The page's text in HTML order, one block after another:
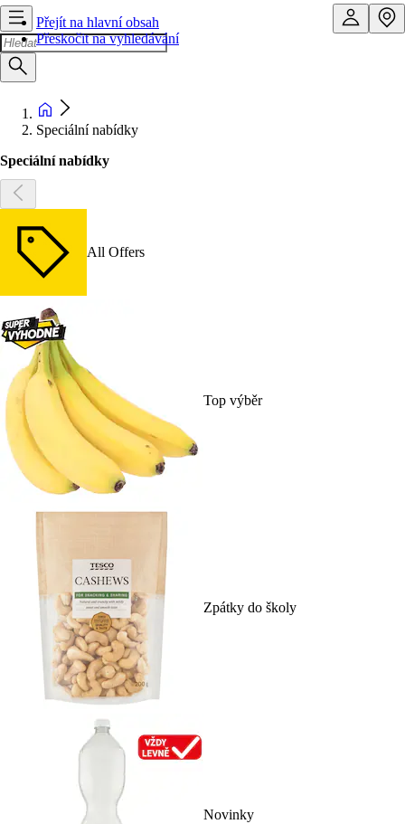
Přejít na hlavní obsah
Přeskočit na vyhledávání
Speciální nabídky
Speciální nabídky
All Offers
Top výběr
Zpátky do školy
Novinky